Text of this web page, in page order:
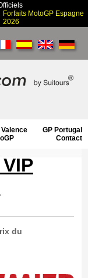
Forfaits MotoGP Espagne
2026
Valence
GP Portugal
Contact
du